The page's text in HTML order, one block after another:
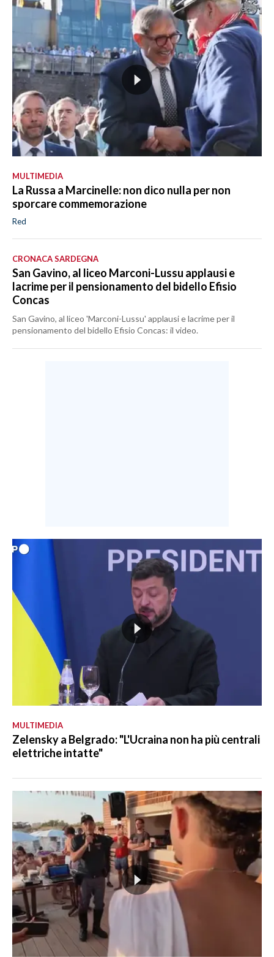
MULTIMEDIA
La Russa a Marcinelle: non dico nulla per non
sporcare commemorazione
Red
CRONACA SARDEGNA
San Gavino, al liceo Marconi-Lussu applausi e
lacrime per il pensionamento del bidello Efisio
Concas
San Gavino, al liceo 'Marconi-Lussu' applausi e lacrime per il
pensionamento del bidello Efisio Concas: il video.
MULTIMEDIA
Zelensky a Belgrado: "L'Ucraina non ha più centrali
elettriche intatte"